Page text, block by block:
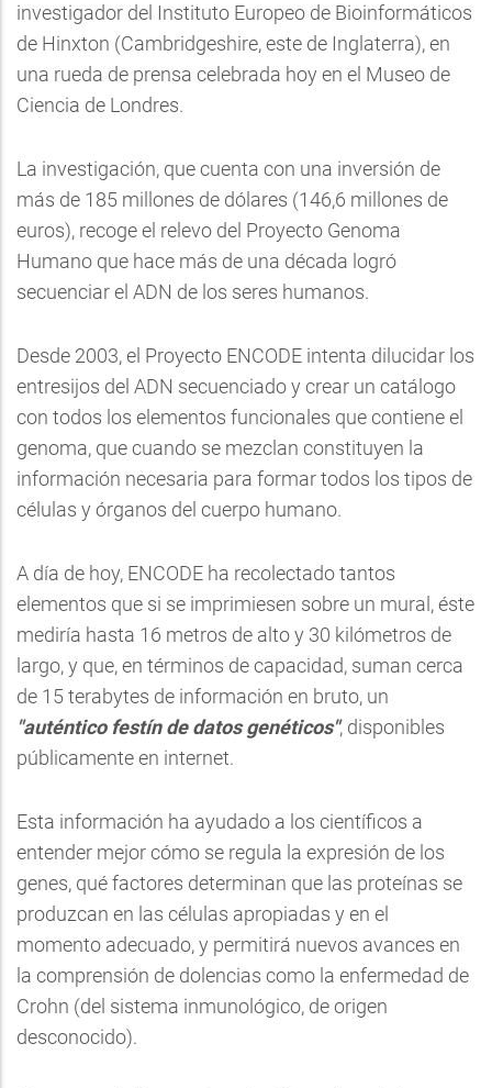
investigador del Instituto Europeo de Bioinformáticos
de Hinxton (Cambridgeshire, este de Inglaterra), en
una rueda de prensa celebrada hoy en el Museo de
Ciencia de Londres.
La investigación, que cuenta con una inversión de
más de 185 millones de dólares (146,6 millones de
euros), recoge el relevo del Proyecto Genoma
Humano que hace más de una década logró
secuenciar el ADN de los seres humanos.
Desde 2003, el Proyecto ENCODE intenta dilucidar los
entresijos del ADN secuenciado y crear un catálogo
con todos los elementos funcionales que contiene el
genoma, que cuando se mezclan constituyen la
información necesaria para formar todos los tipos de
células y órganos del cuerpo humano.
A día de hoy, ENCODE ha recolectado tantos
elementos que si se imprimiesen sobre un mural, éste
mediría hasta 16 metros de alto y 30 kilómetros de
largo, y que, en términos de capacidad, suman cerca
de 15 terabytes de información en bruto, un
"auténtico festín de datos genéticos", disponibles
públicamente en internet.
Esta información ha ayudado a los científicos a
entender mejor cómo se regula la expresión de los
genes, qué factores determinan que las proteínas se
produzcan en las células apropiadas y en el
momento adecuado, y permitirá nuevos avances en
la comprensión de dolencias como la enfermedad de
Crohn (del sistema inmunológico, de origen
desconocido).